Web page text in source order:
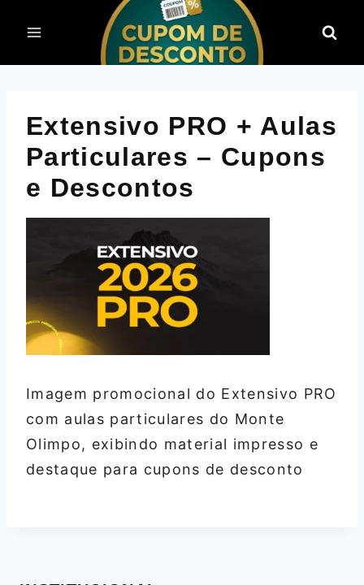
para
o
Extensivo PRO + Aulas
Particulares – Cupons
e Descontos
Imagem promocional do Extensivo PRO
com aulas particulares do Monte
Olimpo, exibindo material impresso e
destaque para cupons de desconto